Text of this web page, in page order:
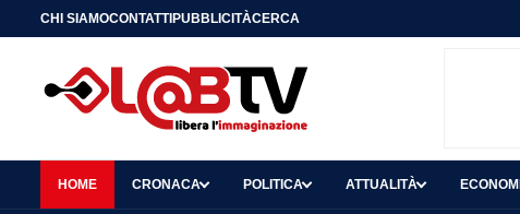
CHI SIAMOCONTATTIPUBBLICITÀCERCA
HOME CRONACA POLITICA ATTUALITÀ